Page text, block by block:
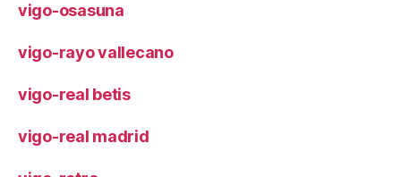
vigo-osasuna
vigo-rayo vallecano
vigo-real betis
vigo-real madrid